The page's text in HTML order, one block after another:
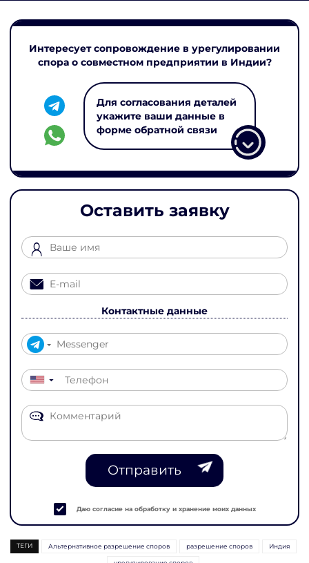
Интересует сопровождение в урегулировании
спора о совместном предприятии в Индии?
Для согласования деталей
укажите ваши данные в
форме обратной связи
Оставить заявку
Контактные данные
▼
Отправить
Даю согласие на обработку и хранение моих данных
ТЕГИ Альтернативное разрешение споров разрешение споров Индия